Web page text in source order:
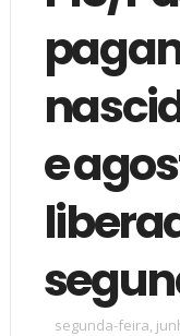
e
segunda-feira,